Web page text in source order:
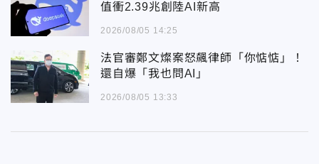
值衝2.39兆創陸AI新高
2026/08/05 14:25
法官審鄭文燦案怒飆律師「你惦惦」！
還自爆「我也問AI」
2026/08/05 13:33